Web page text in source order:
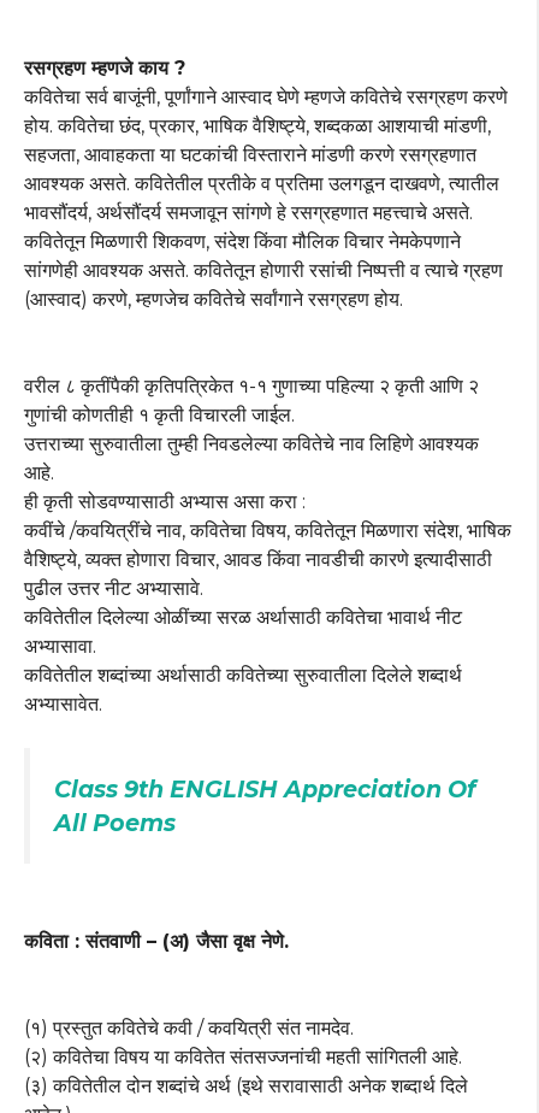
रसग्रहण म्हणजे काय ?
कवितेचा सर्व बाजूंनी, पूर्णांगाने आस्वाद घेणे म्हणजे कवितेचे रसग्रहण करणे
होय. कवितेचा छंद, प्रकार, भाषिक वैशिष्ट्ये, शब्दकळा आशयाची मांडणी,
सहजता, आवाहकता या घटकांची विस्ताराने मांडणी करणे रसग्रहणात
आवश्यक असते. कवितेतील प्रतीके व प्रतिमा उलगडून दाखवणे, त्यातील
भावसौंदर्य, अर्थसौंदर्य समजावून सांगणे हे रसग्रहणात महत्त्वाचे असते.
कवितेतून मिळणारी शिकवण, संदेश किंवा मौलिक विचार नेमकेपणाने
सांगणेही आवश्यक असते. कवितेतून होणारी रसांची निष्पत्ती व त्याचे ग्रहण
(आस्वाद) करणे, म्हणजेच कवितेचे सर्वांगाने रसग्रहण होय.
वरील ८ कृतींपैकी कृतिपत्रिकेत १-१ गुणाच्या पहिल्या २ कृती आणि २
गुणांची कोणतीही १ कृती विचारली जाईल.
उत्तराच्या सुरुवातीला तुम्ही निवडलेल्या कवितेचे नाव लिहिणे आवश्यक
आहे.
ही कृती सोडवण्यासाठी अभ्यास असा करा :
कवींचे /कवयित्रींचे नाव, कवितेचा विषय, कवितेतून मिळणारा संदेश, भाषिक
वैशिष्ट्ये, व्यक्त होणारा विचार, आवड किंवा नावडीची कारणे इत्यादीसाठी
पुढील उत्तर नीट अभ्यासावे.
कवितेतील दिलेल्या ओळींच्या सरळ अर्थासाठी कवितेचा भावार्थ नीट
अभ्यासावा.
कवितेतील शब्दांच्या अर्थासाठी कवितेच्या सुरुवातीला दिलेले शब्दार्थ
अभ्यासावेत.
Class 9th ENGLISH Appreciation Of
All Poems
कविता : संतवाणी – (अ) जैसा वृक्ष नेणे.
(१) प्रस्तुत कवितेचे कवी / कवयित्री संत नामदेव.
(२) कवितेचा विषय या कवितेत संतसज्जनांची महती सांगितली आहे.
(३) कवितेतील दोन शब्दांचे अर्थ (इथे सरावासाठी अनेक शब्दार्थ दिले